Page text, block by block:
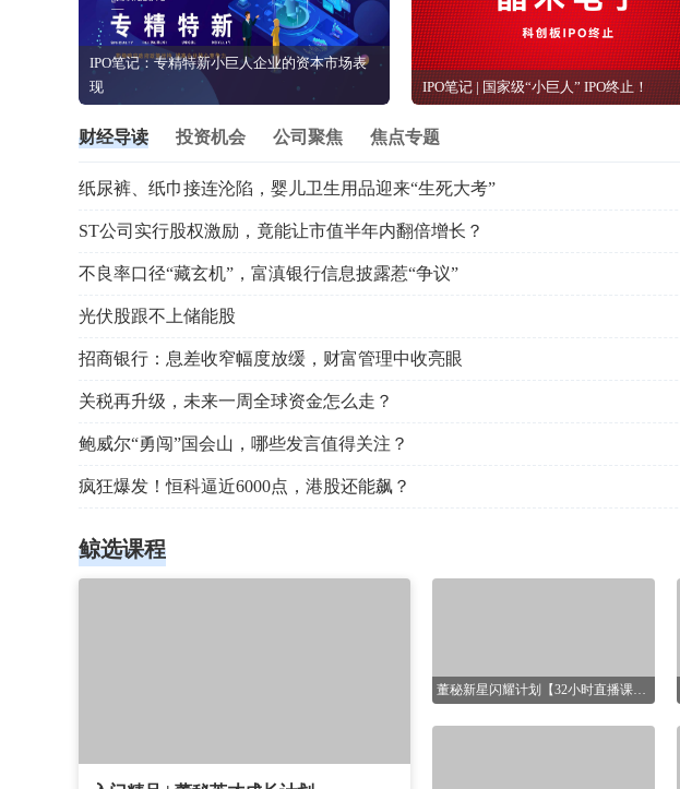
IPO笔记：专精特新小巨人企业的资本市场表
现
IPO笔记 | 国家级“小巨人” IPO终止！
财经导读 投资机会 公司聚焦 焦点专题
纸尿裤、纸巾接连沦陷，婴儿卫生用品迎来“生死大考”
ST公司实行股权激励，竟能让市值半年内翻倍增长？
不良率口径“藏玄机”，富滇银行信息披露惹“争议”
光伏股跟不上储能股
招商银行：息差收窄幅度放缓，财富管理中收亮眼
关税再升级，未来一周全球资金怎么走？
鲍威尔“勇闯”国会山，哪些发言值得关注？
疯狂爆发！恒科逼近6000点，港股还能飙？
鲸选课程
董秘新星闪耀计划【32小时直播课程】